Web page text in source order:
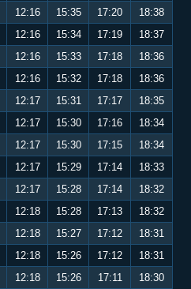
12:16 15:35 17:20
18:38
12:16 15:34 17:19
18:37
12:16 15:33 17:18
18:36
12:16 15:32 17:18
18:36
12:17 15:31 17:17
18:35
12:17 15:30 17:16
18:34
12:17 15:30 17:15
18:34
12:17 15:29 17:14
18:33
12:17 15:28 17:14
18:32
12:18 15:28 17:13
18:32
12:18 15:27 17:12
18:31
12:18 15:26 17:12
18:31
12:18 15:26 17:11
18:30